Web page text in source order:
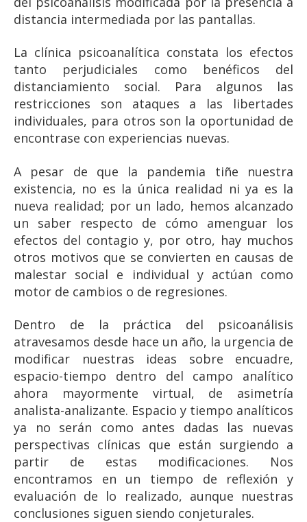
distancia intermediada por las pantallas.
La clínica psicoanalítica constata los efectos
tanto perjudiciales como benéficos del
distanciamiento social. Para algunos las
restricciones son ataques a las libertades
individuales, para otros son la oportunidad de
encontrase con experiencias nuevas.
A pesar de que la pandemia tiñe nuestra
existencia, no es la única realidad ni ya es la
nueva realidad; por un lado, hemos alcanzado
un saber respecto de cómo amenguar los
efectos del contagio y, por otro, hay muchos
otros motivos que se convierten en causas de
malestar social e individual y actúan como
motor de cambios o de regresiones.
Dentro de la práctica del psicoanálisis
atravesamos desde hace un año, la urgencia de
modificar nuestras ideas sobre encuadre,
espacio-tiempo dentro del campo analítico
ahora mayormente virtual, de asimetría
analista-analizante. Espacio y tiempo analíticos
ya no serán como antes dadas las nuevas
perspectivas clínicas que están surgiendo a
partir de estas modificaciones. Nos
encontramos en un tiempo de reflexión y
evaluación de lo realizado, aunque nuestras
conclusiones siguen siendo conjeturales.